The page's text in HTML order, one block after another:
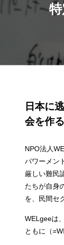
日本に
会を作る
NPO法人
パワーメン
厳しい難民
たちが自身
を、民間セ
WELgeeは
ともに（